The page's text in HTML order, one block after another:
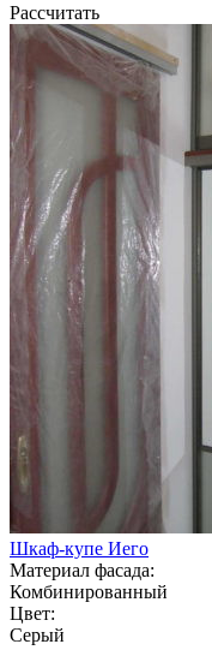
Рассчитать
Шкаф-купе Иего
Материал фасада:
Комбинированный
Цвет:
Серый